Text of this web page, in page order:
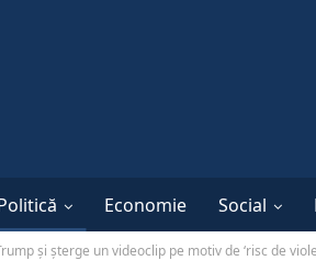
Economie Social
şi şterge un videoclip pe motiv de ‘risc de